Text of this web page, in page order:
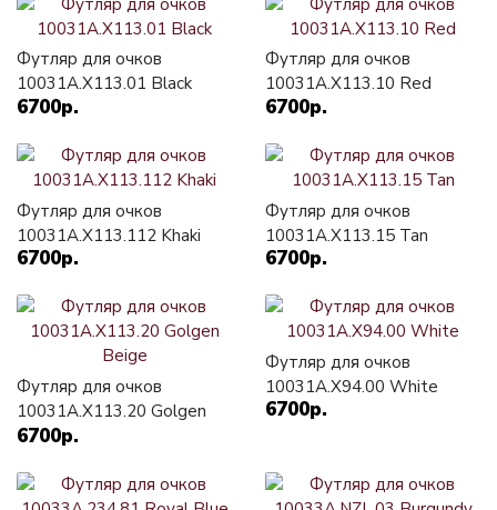
Футляр для очков
10031A.X113.01 Black
6700р.
Футляр для очков
10031A.X113.10 Red
6700р.
Футляр для очков
10031A.X113.112 Khaki
6700р.
Футляр для очков
10031A.X113.15 Tan
6700р.
Футляр для очков
10031A.X113.20 Golgen
Beige
6700р.
Футляр для очков
10031A.X94.00 White
6700р.